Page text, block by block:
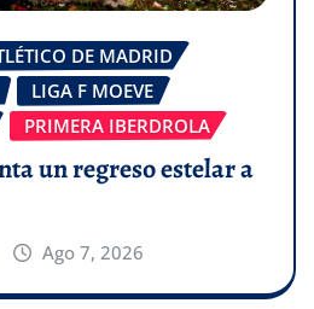
DE MADRID
LIGA F MOEVE
PRIMERA IBERDROLA
un regreso estelar a
Ago 7, 2026